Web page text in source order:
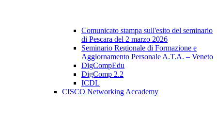
Comunicato stampa sull'esito del seminario
di Pescara del 2 marzo 2026
Seminario Regionale di Formazione e
Aggiornamento Personale A.T.A. – Veneto
DigCompEdu
DigComp 2.2
ICDL
CISCO Networking Accademy